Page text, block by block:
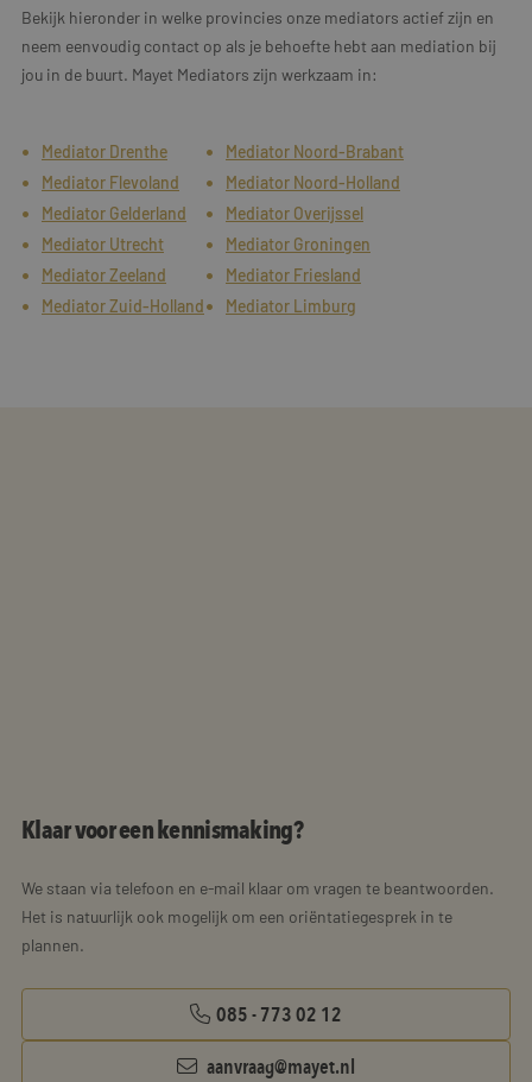
Bekijk hieronder in welke provincies onze mediators actief zijn en
neem eenvoudig contact op als je behoefte hebt aan mediation bij
jou in de buurt. Mayet Mediators zijn werkzaam in:
Mediator Drenthe
Mediator Noord-Brabant
Mediator Flevoland
Mediator Noord-Holland
Mediator Gelderland
Mediator Overijssel
Mediator Utrecht
Mediator Groningen
Mediator Zeeland
Mediator Friesland
Mediator Zuid-Holland
Mediator Limburg
Klaar voor een kennismaking?
We staan via telefoon en e-mail klaar om vragen te beantwoorden.
Het is natuurlijk ook mogelijk om een oriëntatiegesprek in te
plannen.
085 - 773 02 12
aanvraag@mayet.nl